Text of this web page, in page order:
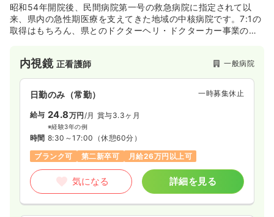
昭和54年開院後、民間病院第一号の救急病院に指定されて以
来、県内の急性期医療を支えてきた地域の中核病院です。7:1の
取得はもちろん、県とのドクターヘリ・ドクターカー事業の連
内視鏡 正看護師 一般病院
日勤のみ（常勤） 一時募集休止
給与 24.8万円/月 賞与3.3ヶ月
※経験3年の例
時間 8:30～17:00 （休憩60分）
ブランク可
第二新卒可 月給26万円以上可
気になる 詳細を見る